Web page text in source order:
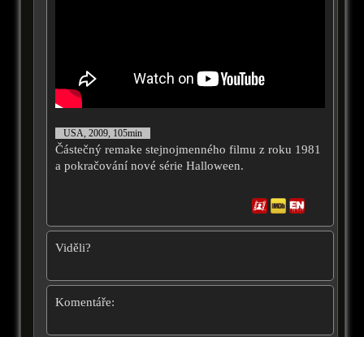
USA, 2009, 105min
Částečný remake stejnojmenného filmu z roku 1981
a pokračování nové série Halloween.
Viděli?
Komentáře: